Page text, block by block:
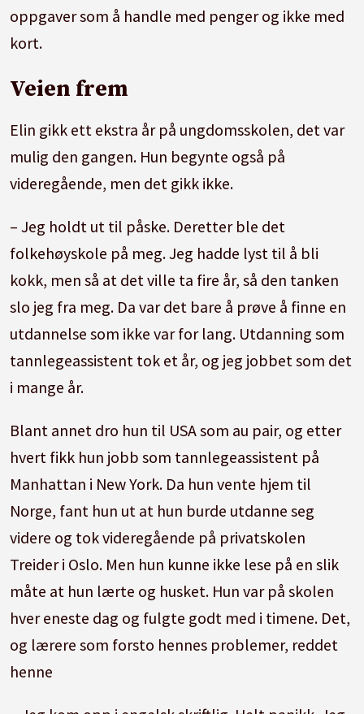
oppgaver som å handle med penger og ikke med
kort.
Veien frem
Elin gikk ett ekstra år på ungdomsskolen, det var
mulig den gangen. Hun begynte også på
videregående, men det gikk ikke.
– Jeg holdt ut til påske. Deretter ble det
folkehøyskole på meg. Jeg hadde lyst til å bli
kokk, men så at det ville ta fire år, så den tanken
slo jeg fra meg. Da var det bare å prøve å finne en
utdannelse som ikke var for lang. Utdanning som
tannlegeassistent tok et år, og jeg jobbet som det
i mange år.
Blant annet dro hun til USA som au pair, og etter
hvert fikk hun jobb som tannlegeassistent på
Manhattan i New York. Da hun vente hjem til
Norge, fant hun ut at hun burde utdanne seg
videre og tok videregående på privatskolen
Treider i Oslo. Men hun kunne ikke lese på en slik
måte at hun lærte og husket. Hun var på skolen
hver eneste dag og fulgte godt med i timene. Det,
og lærere som forsto hennes problemer, reddet
henne